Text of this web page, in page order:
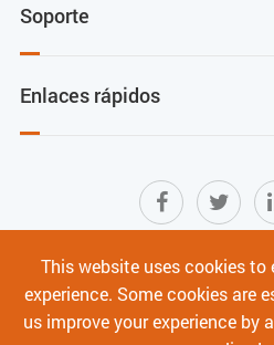
Soporte
Enlaces rápidos
Mapa del sitio | Términos de
Política de privacidad
|
This website uses cookies to
experience. Some cookies are
us improve your experience by